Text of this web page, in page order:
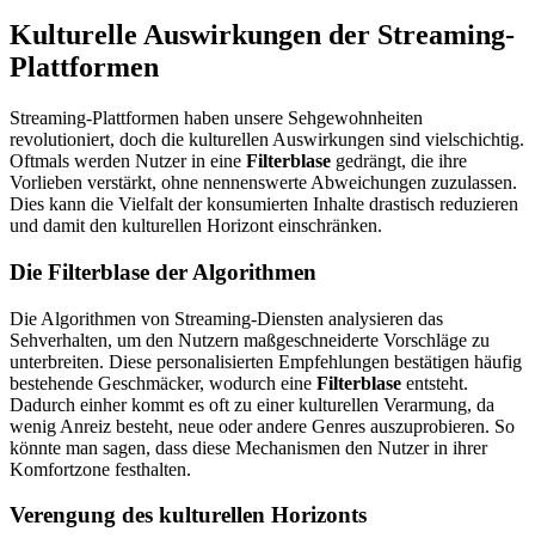
Kulturelle Auswirkungen der Streaming-
Plattformen
Streaming-Plattformen haben unsere Sehgewohnheiten
revolutioniert, doch die kulturellen Auswirkungen sind vielschichtig.
Oftmals werden Nutzer in eine Filterblase gedrängt, die ihre
Vorlieben verstärkt, ohne nennenswerte Abweichungen zuzulassen.
Dies kann die Vielfalt der konsumierten Inhalte drastisch reduzieren
und damit den kulturellen Horizont einschränken.
Die Filterblase der Algorithmen
Die Algorithmen von Streaming-Diensten analysieren das
Sehverhalten, um den Nutzern maßgeschneiderte Vorschläge zu
unterbreiten. Diese personalisierten Empfehlungen bestätigen häufig
bestehende Geschmäcker, wodurch eine Filterblase entsteht.
Dadurch einher kommt es oft zu einer kulturellen Verarmung, da
wenig Anreiz besteht, neue oder andere Genres auszuprobieren. So
könnte man sagen, dass diese Mechanismen den Nutzer in ihrer
Komfortzone festhalten.
Verengung des kulturellen Horizonts